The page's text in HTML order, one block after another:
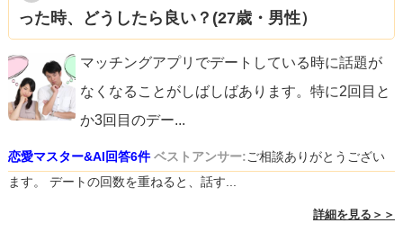
った時、どうしたら良い？(27歳・男性）
マッチングアプリでデートしている時に話題が
なくなることがしばしばあります。特に2回目と
か3回目のデー...
恋愛マスター&AI回答6件 ベストアンサー:ご相談ありがとうござい
ます。 デートの回数を重ねると、話す...
詳細を見る＞＞